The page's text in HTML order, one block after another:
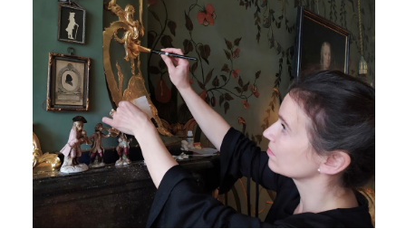
VIND EEN RESTAURATOR
EDUCATIE
NIEUWS
CONTACT